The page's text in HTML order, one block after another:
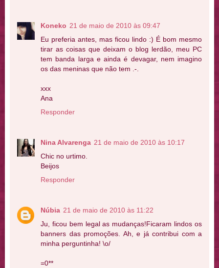
Koneko 21 de maio de 2010 às 09:47
Eu preferia antes, mas ficou lindo :) É bom mesmo
tirar as coisas que deixam o blog lerdão, meu PC
tem banda larga e ainda é devagar, nem imagino
os das meninas que não tem .-.
xxx
Ana
Responder
Nina Alvarenga 21 de maio de 2010 às 10:17
Chic no urtimo.
Beijos
Responder
Núbia 21 de maio de 2010 às 11:22
Ju, ficou bem legal as mudanças!Ficaram lindos os
banners das promoções. Ah, e já contribui com a
minha perguntinha! \o/
=0**